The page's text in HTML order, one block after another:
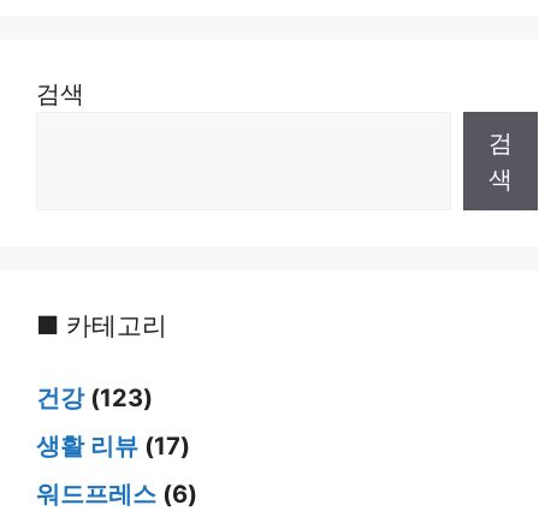
검색
검
색
■ 카테고리
건강(123)
생활 리뷰 (17)
워드프레스 (6)